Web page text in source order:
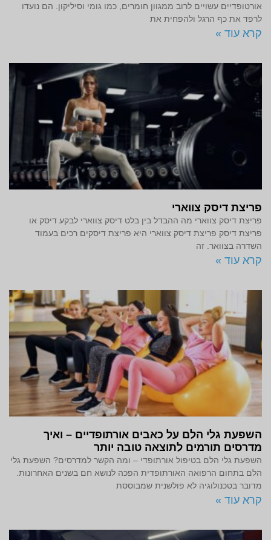
אורטופדיים עשויים לרוב ממגוון חומרים, כמו גומי וסיליקון. הם נועדו
לרפד את כף הרגל ולהפחית את
קרא עוד »
פריצת דיסק צווארי
פריצת דיסק צווארי מה ההבדל בין בלט דיסק צווארי לבקע דיסק או
פריצת דיסק פריצת דיסק צווארי היא פריצת דיסקים רכים בעמוד
השדרה בצוואר. זה
קרא עוד »
השפעת גלי הלם על כאבים אורתופדיים – ואיך
מדרסים תורמים לתוצאה טובה יותר
השפעת גלי הלם בטיפול אורתופדי – ומה הקשר למדרסים? השפעת גלי
הלם בתחום הרפואה האורתופדית הפכה לנושא חם בשנים האחרונות.
מדובר בטכנולוגיה לא פולשנית שמבוססת
קרא עוד »